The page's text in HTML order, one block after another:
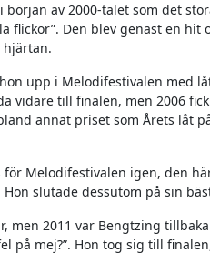
början av 2000-talet som det
flickor”. Den blev genast en
hjärtan.
upp i Melodifestivalen med
vidare till finalen, men 2006
annat priset som Årets låt
Melodifestivalen igen, den
slutade dessutom på sin
men 2011 var Bengtzing
på mej?”. Hon tog sig till